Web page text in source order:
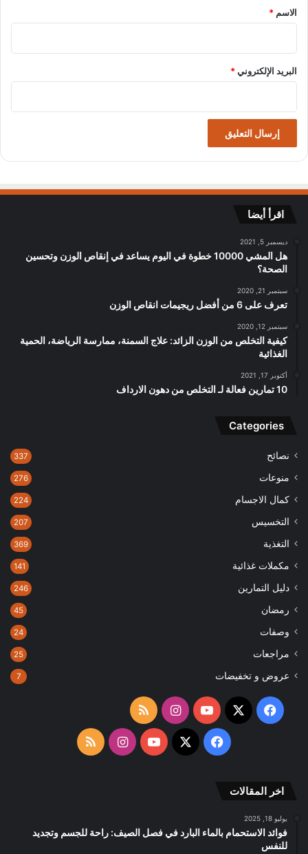
*
الاسم *
البريد الإلكتروني*
اقرأ أيضا
ديسمبر 5, 2021
هل المشي 10000 خطوة في اليوم يساعد في إنقاص الوزن وتحسين
الصحة؟
سبتمبر 21, 2020
تعرف على 6 من أفضل ريجيمات انقاص الوزن
سبتمبر 12, 2020
كيفية التخلص من الوزن الزائد: علاج السمنة، ممارسة الرياضة، الحمية
الغذائية
أكتوبر 17, 2021
10 تمارين فعالة لـ التخلص من دهون الارداف
Categories
نصائح 337
منوعات 276
كمال الاجسام 224
التخسيس 207
التغذية 369
مكملات غذائية 141
دليل التمارين 246
رمضان 45
وصفات 24
مراجعات 25
عروض و تخفيضات 7
فيسبوك
‫X
‫YouTubeانستقرامملخص
الموقع
فيسبوك
‫X
‫YouTubeانستقرامملخص
اخر المقالات
يوليو 18, 2025
فوائد الاستحمام بالماء البارد في فصل الصيف: راحة للجسم وتجديد
للنفس